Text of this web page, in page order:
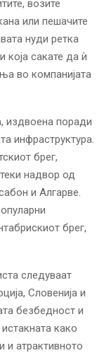
возите
или пешачите
нуди ретка
која сакате да ѝ
во компанијата
издвоена поради
инфраструктура.
брег,
надвор од
и Алгарве.
брег,
следуваат
Словенија и
безбедност и
како
и атрактивното